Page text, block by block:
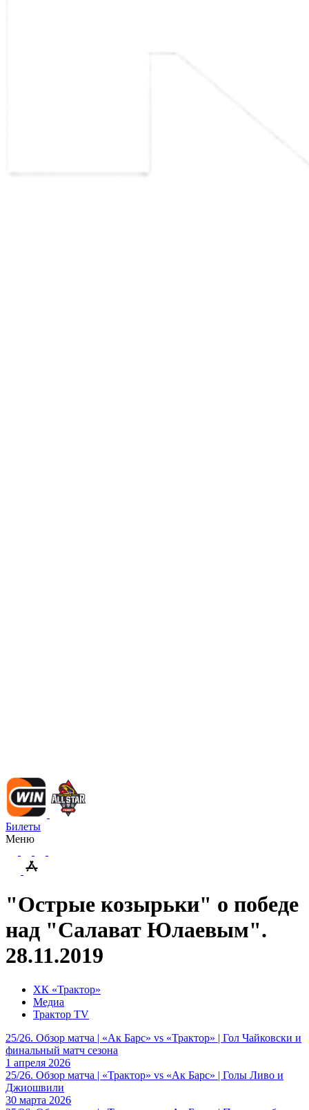
Билеты
Меню
"Острые козырьки" о победе
над "Салават Юлаевым".
28.11.2019
ХК «Трактор»
Медиа
Трактор TV
25/26. Обзор матча | «Ак Барс» vs «Трактор» | Гол Чайковски и
финальный матч сезона
1 апреля 2026
25/26. Обзор матча | «Трактор» vs «Ак Барс» | Голы Ливо и
Джиошвили
30 марта 2026